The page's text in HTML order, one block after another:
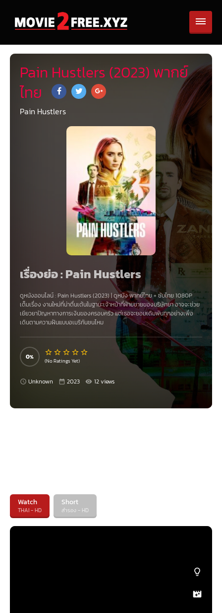
Pain Hustlers (2023) พากย์
ไทย
Pain Hustlers
เรื่องย่อ : Pain Hustlers
ดูหนังออนไลน์ : Pain Hustlers (2023) |ดูหนังพากย์ไทย + ซับไทย 1080P
เต็มเรื่อง งานใหม่ที่น่าตื่นเต้นในฐานะเจ้าหน้าที่ฝ่ายขายของบริษัทยา อาจจะช่วย
เยียวยาปัญหาทางการเงินของครอบครัว แต่เธอจะยอมเดิมพันทุกอย่างเพื่อ
เดินตามความฝันแบบอเมริกันชนไหม
0 (No Ratings Yet)
Unknown 2023 12 views
Watch
THAI - HD
Short
สำรอง - HD